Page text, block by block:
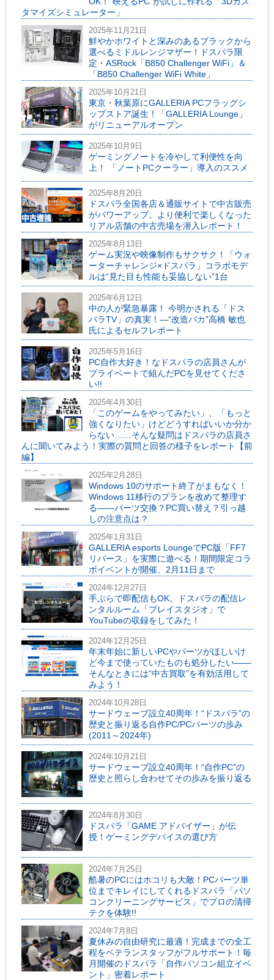
タマイズシミュレーター」
2025年11月21日
鮮やかホワイトと深みのあるブラックから
選べるミドルレンジマザー！ドスパラ限
定・ASRock「B850 Challenger WiFi」＆
「B850 Challenger WiFi White」
2025年10月21日
東京・秋葉原にGALLERIA PCフラッグシ
ップストア誕生！「GALLERIA Lounge」
がリニューアルオープン
2025年10月9日
ゲーミングノートを冷やして利便性を向
上！ 「ノートPCクーラー」導入のススメ
2025年8月20日
ドスパラ全国各店＆通販サイトで中古販売
がパワーアップ。より便利で楽しくなった
リアル店舗の中古売場を潜入レポート！
2025年8月13日
ゲーム実況や映像制作もサクサク！「ウォ
ーターチャレンジ×ドスパラ」コラボモデ
ルは“見た目も性能も妥協しない”1台
2025年6月12日
中の人が緊急暴露！ 今明かされる「ドス
パラTV」の真実！―“改造バカ”高橋 敏也
氏によるセルフレポート
2025年5月16日
PC自作大好き！なドスパラの店員さんが
プライベートで組んだPCを見せてくださ
い!!
2025年4月30日
「このゲームをやってみたい」、「もっと
強くなりたい」けどどうすればいいか分か
らない……そんな疑問はドスパラの店員さ
んに聞いてみよう！実際の質問と回答の様子をレポート【前
編】
2025年2月28日
Windows 10のサポート終了がまもなく！
Windows 11移行のプランを改めて整理す
る――パーツ交換？PC買い替え？引っ越
しの注意点は？
2025年1月31日
GALLERIA esports LoungeでPC版「FF7
リバース」を実際に遊べる！期間限定コラ
ボイベントが開催、2月11日まで
2024年12月27日
手ぶらで即配信もOK。ドスパラの配信レ
ンタルルーム「プレイスタジオ」で
YouTubeの収録をしてみた！
2024年12月25日
年末年始に新しいPCやパーツがほしいけ
ど今まで使っていたものも処分したい――
そんなときには“中古買取”を有効活用して
みよう！
2024年10月28日
サードウェーブ設立40周年！“ドスパラ”の
歴史と振り返る自作PC/PCパーツの歩み
(2011～2024年)
2024年10月21日
サードウェーブ設立40周年！“自作PC”の
歴史と照らし合わせてその歩みを振り返る
2024年8月30日
ドスパラ「GAME アドバイザー」が伝
授！ゲーミングデバイスの選び方
2024年7月25日
酷暑のPCにはホコリも大敵！PCパーツ単
位までキレイにしてくれるドスパラ「パソ
コンクリーニングサービス」でプロの清掃
テクを体験!!
2024年7月8日
夏休みの自由研究に最適！完成までの全工
程をベテランスタッフがフルサポート！毎
月開催のドスパラ「自作パソコン組立イベ
ント」密着レポート